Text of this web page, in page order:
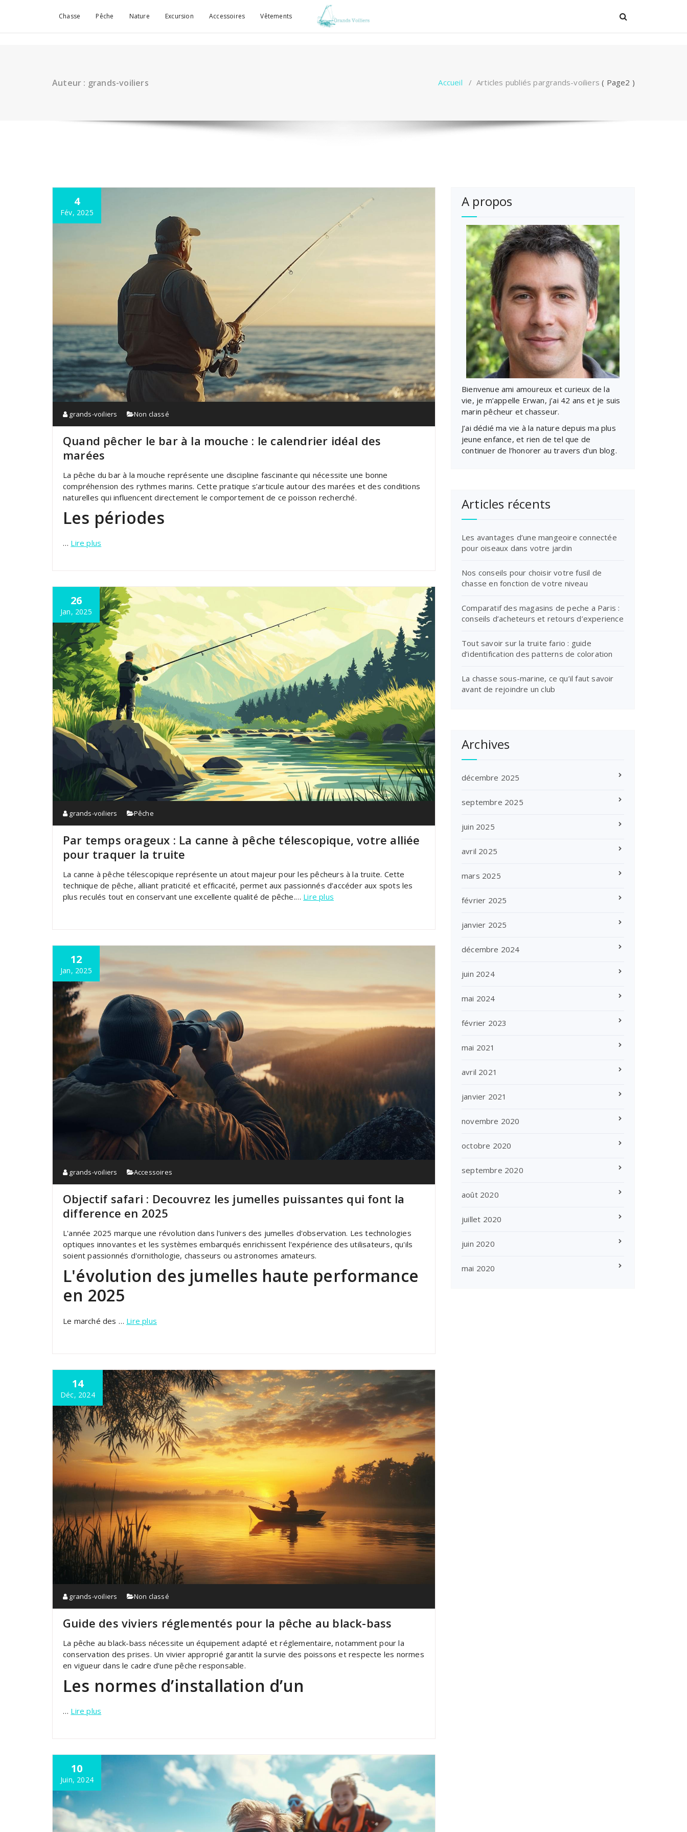
Chasse Pêche Nature Excursion Accessoires Vêtements
Auteur : grands-voiliers Accueil / Articles publiés pargrands-voiliers ( Page2 )
4
Fév, 2025
grands-voiliers Non classé
Quand pêcher le bar à la mouche : le calendrier idéal des
marées
La pêche du bar à la mouche représente une discipline fascinante qui nécessite une bonne
compréhension des rythmes marins. Cette pratique s’articule autour des marées et des conditions
naturelles qui influencent directement le comportement de ce poisson recherché.
Les périodes
… Lire plus
26
Jan, 2025
grands-voiliers Pêche
Par temps orageux : La canne à pêche télescopique, votre alliée
pour traquer la truite
La canne à pêche télescopique représente un atout majeur pour les pêcheurs à la truite. Cette
technique de pêche, alliant praticité et efficacité, permet aux passionnés d’accéder aux spots les
plus reculés tout en conservant une excellente qualité de pêche.… Lire plus
12
Jan, 2025
grands-voiliers Accessoires
Objectif safari : Decouvrez les jumelles puissantes qui font la
difference en 2025
L'année 2025 marque une révolution dans l'univers des jumelles d'observation. Les technologies
optiques innovantes et les systèmes embarqués enrichissent l'expérience des utilisateurs, qu'ils
soient passionnés d'ornithologie, chasseurs ou astronomes amateurs.
L'évolution des jumelles haute performance
en 2025
Le marché des … Lire plus
14
Déc, 2024
grands-voiliers Non classé
Guide des viviers réglementés pour la pêche au black-bass
La pêche au black-bass nécessite un équipement adapté et réglementaire, notamment pour la
conservation des prises. Un vivier approprié garantit la survie des poissons et respecte les normes
en vigueur dans le cadre d’une pêche responsable.
Les normes d’installation d’un
… Lire plus
10
Juin, 2024
A propos
Bienvenue ami amoureux et curieux de la
vie, je m’appelle Erwan, j’ai 42 ans et je suis
marin pêcheur et chasseur.
J’ai dédié ma vie à la nature depuis ma plus
jeune enfance, et rien de tel que de
continuer de l’honorer au travers d’un blog.
Articles récents
Les avantages d’une mangeoire connectée
pour oiseaux dans votre jardin
Nos conseils pour choisir votre fusil de
chasse en fonction de votre niveau
Comparatif des magasins de peche a Paris :
conseils d’acheteurs et retours d’experience
Tout savoir sur la truite fario : guide
d’identification des patterns de coloration
La chasse sous-marine, ce qu’il faut savoir
avant de rejoindre un club
Archives
décembre 2025
septembre 2025
juin 2025
avril 2025
mars 2025
février 2025
janvier 2025
décembre 2024
juin 2024
mai 2024
février 2023
mai 2021
avril 2021
janvier 2021
novembre 2020
octobre 2020
septembre 2020
août 2020
juillet 2020
juin 2020
mai 2020